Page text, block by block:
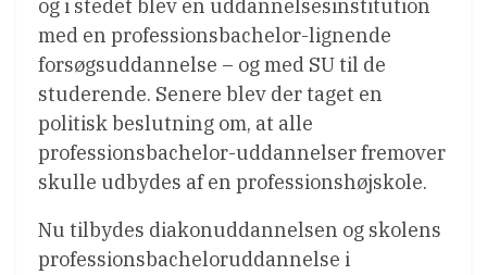
og i stedet blev en uddannelsesinstitution
med en professionsbachelor-lignende
forsøgsuddannelse – og med SU til de
studerende. Senere blev der taget en
politisk beslutning om, at alle
professionsbachelor-uddannelser fremover
skulle udbydes af en professionshøjskole.
Nu tilbydes diakonuddannelsen og skolens
professionsbacheloruddannelse i